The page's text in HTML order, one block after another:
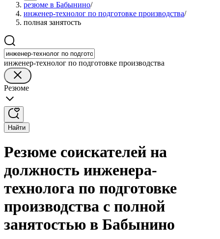
резюме в Бабынино/
инженер-технолог по подготовке производства/
полная занятость
инженер-технолог по подготовке производства
Резюме
Найти
Резюме соискателей на
должность инженера-
технолога по подготовке
производства с полной
занятостью в Бабынино